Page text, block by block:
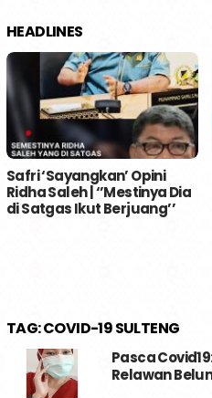
HEADLINES
Safri ‘Sayangkan’ Opini
Ridha Saleh | ‘’Mestinya Dia
di Satgas Ikut Berjuang’’
TAG:COVID-19 SULTENG
Pasca
Relawan